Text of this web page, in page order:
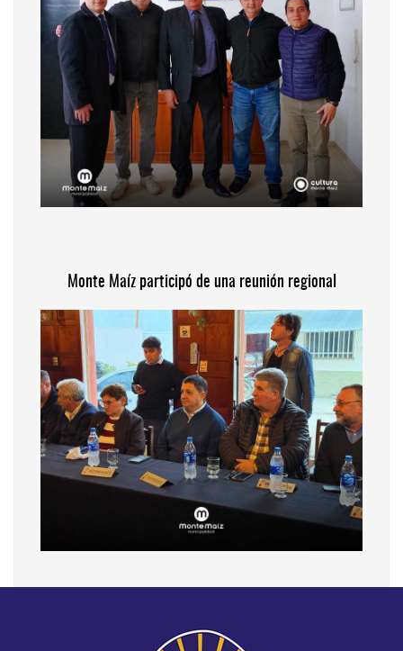
Monte Maíz participó de una reunión regional